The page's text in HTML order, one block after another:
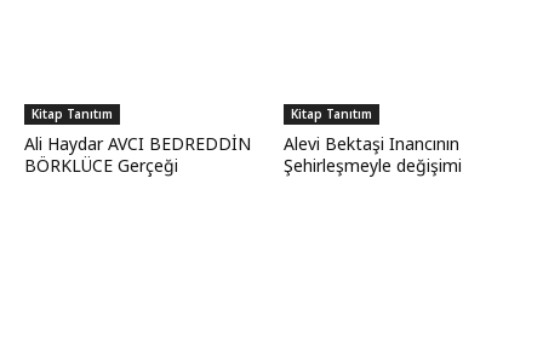
Kitap Tanıtım
Ali Haydar AVCI BEDREDDİN
BÖRKLÜCE Gerçeği
Kitap Tanıtım
Alevi Bektaşi Inancının
Şehirleşmeyle değişimi